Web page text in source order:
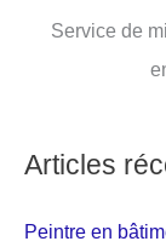
Service de
Articles
Peintre en